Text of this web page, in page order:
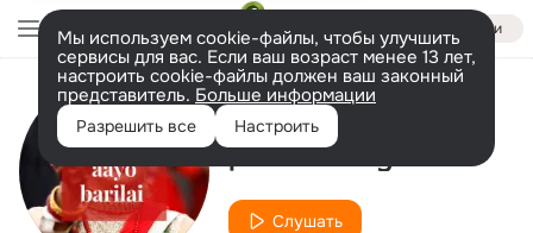
Войти
Мы используем cookie-файлы, чтобы улучшить
сервисы для вас. Если ваш возраст менее 13 лет,
настроить cookie-файлы должен ваш законный
представитель. Больше информации
Разрешить все Настроить
Исполнитель
prasna sakya
Слушать